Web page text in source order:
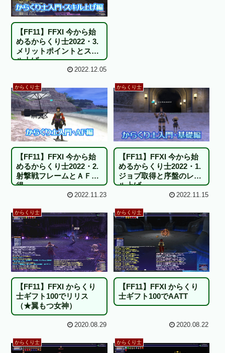
【FF11】FFXI 今から始
めるからくり士2022・3.
メリットポイントとスキ
ル上げ
2022.12.05
からくり士
【FF11】FFXI 今から始
めるからくり士2022・2.
射撃戦フレームとＡＦ取
得
2022.11.23
からくり士
【FF11】FFXI 今から始
めるからくり士2022・1.
ジョブ取得と序盤のレベ
ル上げ
2022.11.15
からくり士
【FF11】FFXI からくり
士ギフト100でリリス
（★翼もつ女神）
2020.08.29
からくり士
【FF11】FFXI からくり
士ギフト100でAATT
2020.08.22
からくり士 からくり士